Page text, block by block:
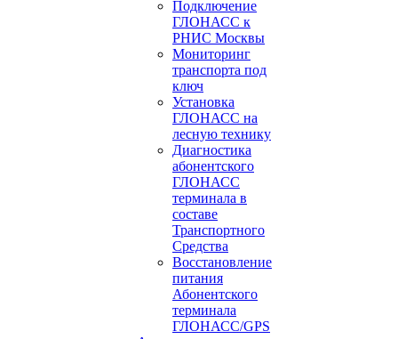
Подключение
ГЛОНАСС к
РНИС Москвы
Мониторинг
транспорта под
ключ
Установка
ГЛОНАСС на
лесную технику
Диагностика
абонентского
ГЛОНАСС
терминала в
составе
Транспортного
Средства
Восстановление
питания
Абонентского
терминала
ГЛОНАСС/GPS